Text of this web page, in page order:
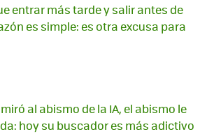
entrar más tarde y salir antes de
es simple: es otra excusa para
al abismo de la IA, el abismo le
hoy su buscador es más adictivo